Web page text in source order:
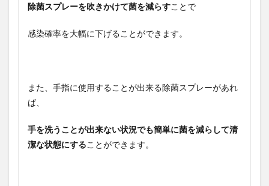
除菌スプレーを吹きかけて菌を減らすことで
感染確率を大幅に下げることができます。
また、手指に使用することが出来る除菌スプレーがあれ
ば、
手を洗うことが出来ない状況でも簡単に菌を減らして清
潔な状態にすることができます。